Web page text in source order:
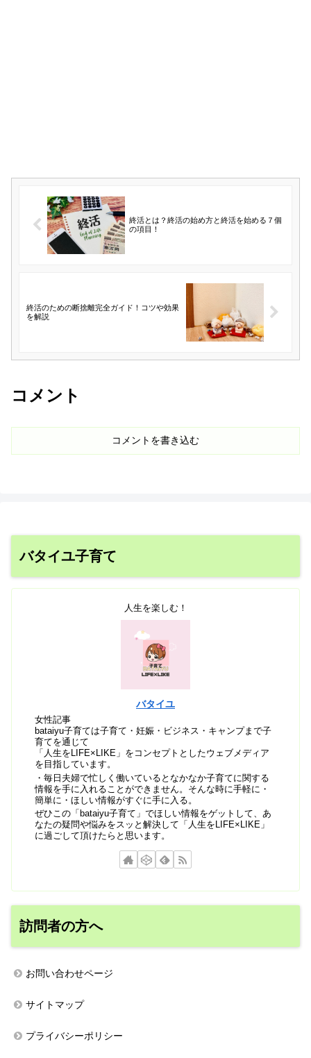
終活とは？終活の始め方と終活を始める７個
の項目！
終活のための断捨離完全ガイド！コツや効果
を解説
コメント
コメントを書き込む
バタイユ子育て
人生を楽しむ！
バタイユ
女性記事
bataiyu子育ては子育て・妊娠・ビジネス・キャンプまで子
育てを通じて
「人生をLIFE×LIKE」をコンセプトとしたウェブメディア
を目指しています。
・毎日夫婦で忙しく働いているとなかなか子育てに関する
情報を手に入れることができません。そんな時に手軽に・
簡単に・ほしい情報がすぐに手に入る。
ぜひこの「bataiyu子育て」でほしい情報をゲットして、あ
なたの疑問や悩みをスッと解決して「人生をLIFE×LIKE」
に過ごして頂けたらと思います。
訪問者の方へ
お問い合わせページ
サイトマップ
プライバシーポリシー